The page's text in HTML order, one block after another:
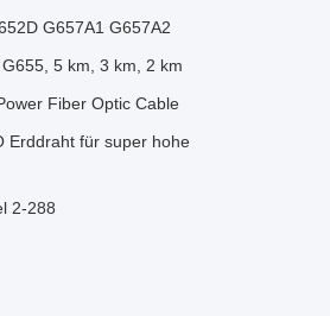
G657A1 G657A2
5 km, 3 km, 2 km
Fiber Optic Cable
Erddraht für super hohe
2-288